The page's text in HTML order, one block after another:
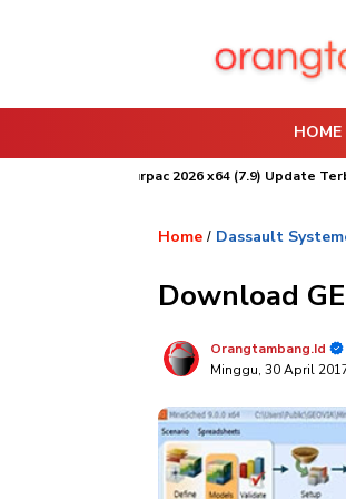
HOME
Surpac 2026 x64 (7.9) Update Terbaru
Home / Dassault
Download
Orangtambang.id
Minggu, 30 April